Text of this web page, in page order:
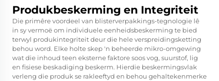
Produkbeskerming en Integriteit
Die primêre voordeel van blisterverpakkings-tegnologie lê
in sy vermoë om individuele eenheidsbeskerming te bied
terwyl produkintegriteit deur die hele verspreidingsketting
behou word. Elke holte skep 'n beheerde mikro-omgewing
wat die inhoud teen eksterne faktore soos vog, suurstof, lig
en fisiese beskadiging beskerm. Hierdie beskermingsvlak
verleng die produk se rakleeftyd en behou gehaltekenmerke